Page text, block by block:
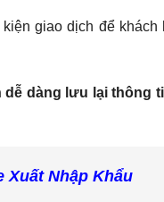
giao dịch để khách
dàng lưu lại thông
Xuất Nhập Khẩu